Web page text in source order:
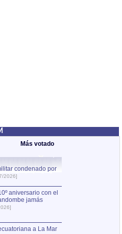
Más votado
condenado por
2026]
aniversario con el
jamás
a La Mar